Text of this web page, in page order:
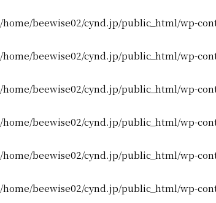
/home/beewise02/cynd.jp/public_html/wp-
/home/beewise02/cynd.jp/public_html/wp-
/home/beewise02/cynd.jp/public_html/wp-
/home/beewise02/cynd.jp/public_html/wp-
/home/beewise02/cynd.jp/public_html/wp-
/home/beewise02/cynd.jp/public_html/wp-